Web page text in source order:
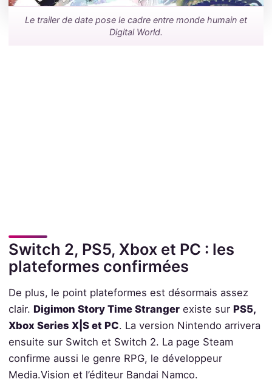
Le trailer de date pose le cadre entre monde humain et
Digital World.
Switch 2, PS5, Xbox et PC : les
plateformes confirmées
De plus, le point plateformes est désormais assez
clair. Digimon Story Time Strangerexiste sur PS5,
Xbox Series X|S et PC. La version Nintendo arrivera
ensuite sur Switch et Switch 2. La page Steam
confirme aussi le genre RPG, le développeur
Media.Vision et l’éditeur Bandai Namco.